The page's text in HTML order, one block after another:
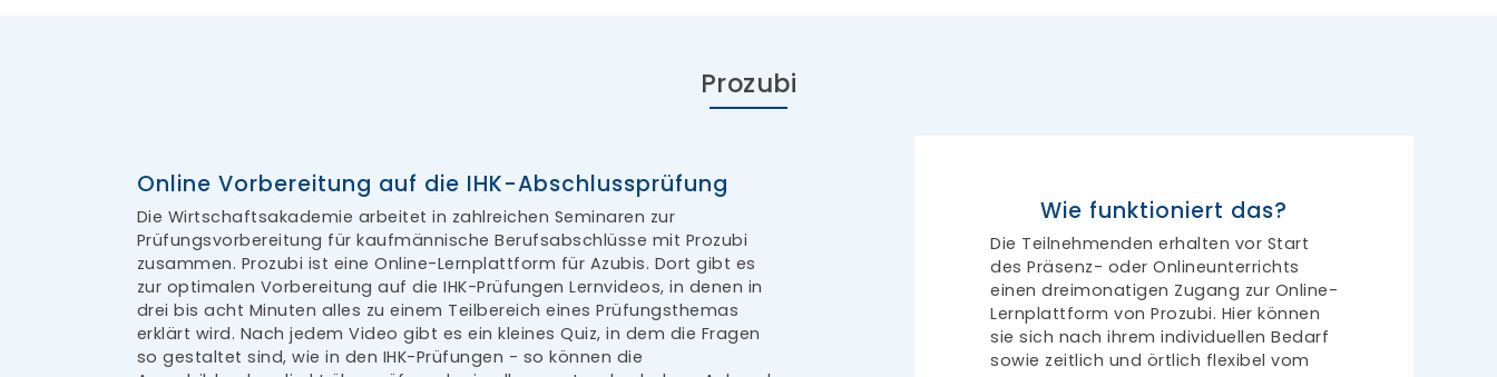
Prozubi
Online Vorbereitung auf die IHK-Abschlussprüfung
Die Wirtschaftsakademie arbeitet in zahlreichen Seminaren zur
Prüfungsvorbereitung für kaufmännische Berufsabschlüsse mit Prozubi
zusammen. Prozubi ist eine Online-Lernplattform für Azubis. Dort gibt es
zur optimalen Vorbereitung auf die IHK-Prüfungen Lernvideos, in denen in
drei bis acht Minuten alles zu einem Teilbereich eines Prüfungsthemas
erklärt wird. Nach jedem Video gibt es ein kleines Quiz, in dem die Fragen
so gestaltet sind, wie in den IHK-Prüfungen - so können die
Wie funktioniert das?
Die Teilnehmenden erhalten vor Start
des Präsenz- oder Onlineunterrichts
einen dreimonatigen Zugang zur Online-
Lernplattform von Prozubi. Hier können
sie sich nach ihrem individuellen Bedarf
sowie zeitlich und örtlich flexibel vom